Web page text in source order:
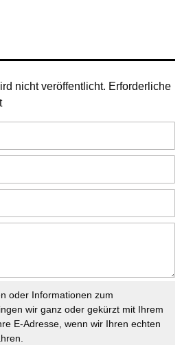
nicht veröffentlicht. Erforderliche
oder Informationen zum
wir ganz oder gekürzt mit Ihrem
E-Adresse, wenn wir Ihren echten